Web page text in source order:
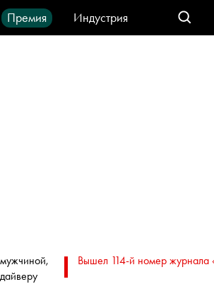
Премия
Индустрия
продукты
Вышел 114-й номер журнала